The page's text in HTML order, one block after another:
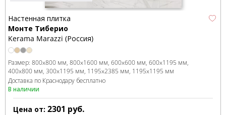
Настенная плитка
Монте Тиберио
Kerama Marazzi (Россия)
Размер: 800x800 мм 800x1600 мм 600x600 мм 600x1195 мм
400x800 мм 300x1195 мм 1195x2385 мм 1195x1195 мм
Доставка по Краснодару бесплатно
В наличии
Цена от: 2301 руб.